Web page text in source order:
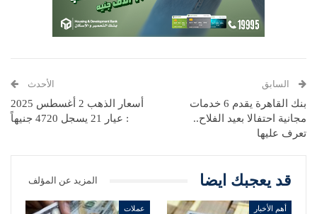
السابق
بنك القاهرة يقدم 6 خدمات
مجانية احتفالا بعيد الفلاح..
تعرف عليها
الأحدث
أسعار الذهب 2 أغسطس 2025
: عيار 21 يسجل 4720 جنيهاً
قد يعجبك ايضا المزيد عن المؤلف
أهم الأخبار عملات